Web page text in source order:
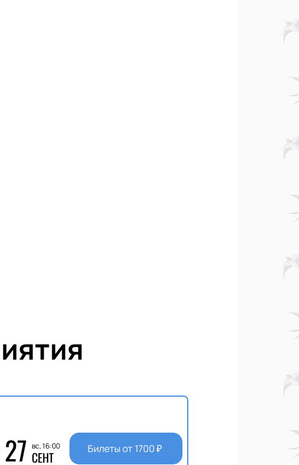
27 вс, 16:00
СЕНТ Билеты от 1700₽